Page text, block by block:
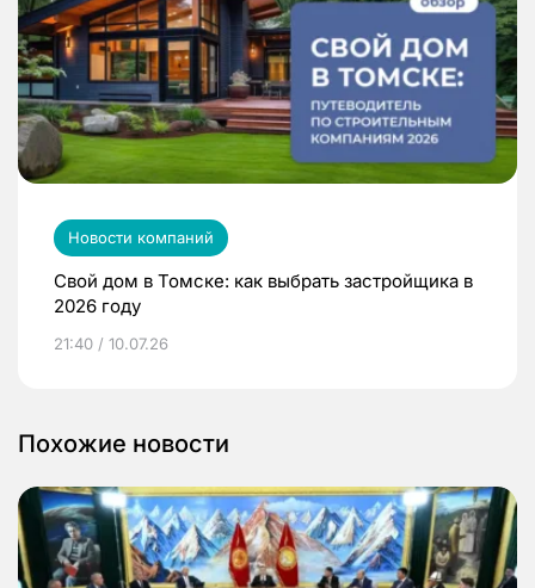
Новости компаний
Свой дом в Томске: как выбрать застройщика в
2026 году
21:40 / 10.07.26
Похожие новости